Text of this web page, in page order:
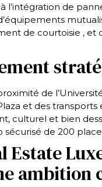
l’intégration de
de courtoisie ,
de
et des
culturel et bien
sécurisé de 200
Estate
ambition